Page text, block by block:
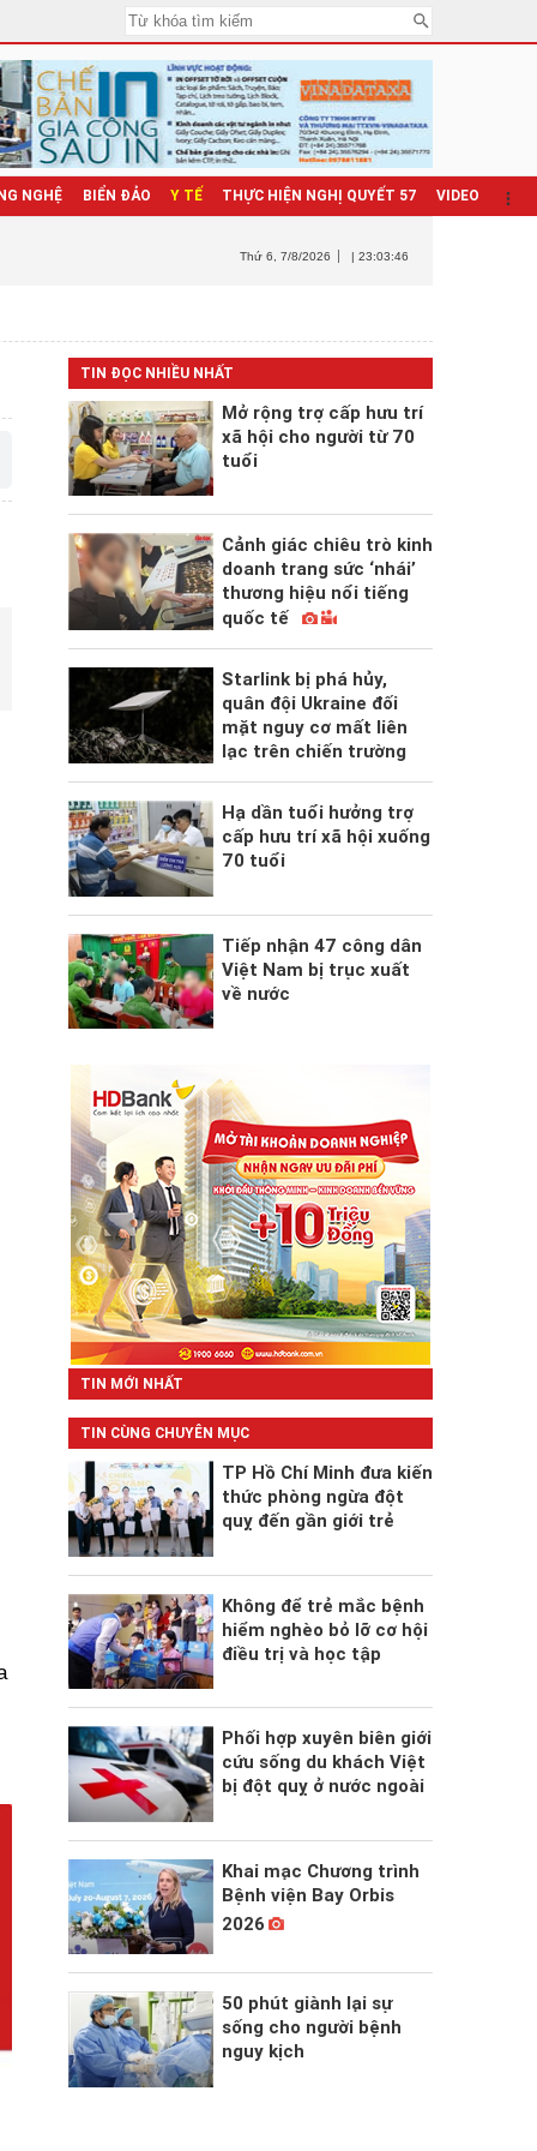
NGHỆ BIỂN ĐẢO Y TẾ THỰC HIỆN NGHỊ QUYẾT 57 VIDEO
Thứ 6 , 7/8/2026 | 23:03:47
TIN ĐỌC NHIỀU NHẤT
Mở rộng trợ cấp hưu trí
xã hội cho người từ 70
tuổi
Cảnh giác chiêu trò kinh
doanh trang sức ‘nhái’
thương hiệu nổi tiếng
quốc tế
Starlink bị phá hủy,
quân đội Ukraine đối
mặt nguy cơ mất liên
lạc trên chiến trường
Hạ dần tuổi hưởng trợ
cấp hưu trí xã hội xuống
70 tuổi
Tiếp nhận 47 công dân
Việt Nam bị trục xuất
về nước
TIN MỚI NHẤT
TIN CÙNG CHUYÊN MỤC
TP Hồ Chí Minh đưa kiến
thức phòng ngừa đột
quỵ đến gần giới trẻ
Không để trẻ mắc bệnh
hiểm nghèo bỏ lỡ cơ hội
điều trị và học tập
Phối hợp xuyên biên giới
cứu sống du khách Việt
bị đột quỵ ở nước ngoài
Khai mạc Chương trình
Bệnh viện Bay Orbis
2026
50 phút giành lại sự
sống cho người bệnh
nguy kịch